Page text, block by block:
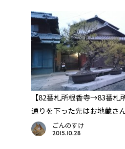
【82番札所根香寺→83番札
通りを下った先はお地蔵さ
ごんのすけ
2015.10.28